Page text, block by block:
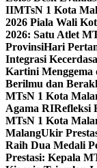
IIMTsN 1 Kota
2026 Piala Wali
2026: Satu Atlet
ProvinsiHari
Integrasi
Kartini Menggema
Berilmu dan
MTsN 1 Kota
Agama RIRefleksi
MTsN 1 Kota
MalangUkir
Raih Dua Medali
Prestasi: Kepala